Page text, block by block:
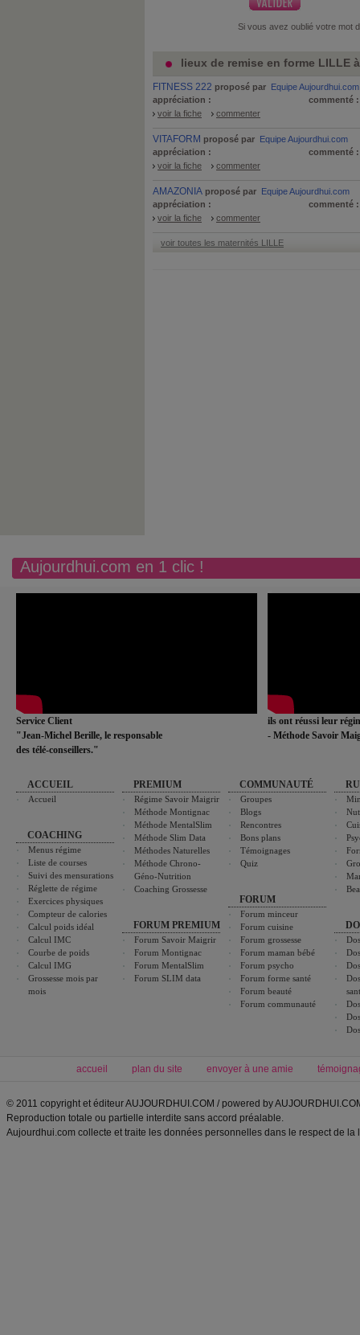
Si vous avez oublié votre mot
lieux de remise en forme LILLE
FITNESS 222 proposé par Equipe Aujourdhui.com
appréciation :
commenté
voir la fiche
commenter
VITAFORM proposé par Equipe Aujourdhui.com
appréciation :
commenté
voir la fiche
commenter
AMAZONIA proposé par Equipe Aujourdhui.com
appréciation :
commenté
voir la fiche
commenter
voir toutes les maternités LILLE
Aujourdhui.com en 1 clic !
Service Client
"Jean-Michel Berille, le responsable
des télé-conseillers."
ils ont réussi leur
- Méthode Savoir
ACCUEIL
Accueil
COACHING
Menus régime
Liste de courses
Suivi des mensurations
Réglette de régime
Exercices physiques
Compteur de calories
Calcul poids idéal
Calcul IMC
Courbe de poids
Calcul IMG
Grossesse mois par
mois
PREMIUM
Régime Savoir Maigrir
Méthode Montignac
Méthode MentalSlim
Méthode Slim Data
Méthodes Naturelles
Méthode Chrono-
Géno-Nutrition
Coaching Grossesse
FORUM PREMIUM
Forum Savoir Maigrir
Forum Montignac
Forum MentalSlim
Forum SLIM data
COMMUNAUTÉ
Groupes
Blogs
Rencontres
Bons plans
Témoignages
Quiz
FORUM
Forum minceur
Forum cuisine
Forum grossesse
Forum maman bébé
Forum psycho
Forum forme santé
Forum beauté
Forum communauté
accueil plan du site envoyer à une amie
© 2011 copyright et éditeur AUJOURDHUI.COM / powered by
Reproduction totale ou partielle interdite sans accord préalable.
Aujourdhui.com collecte et traite les données personnelles dans le respect de